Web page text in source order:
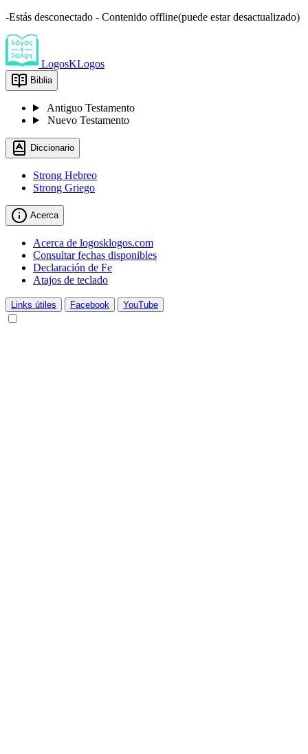
-Estás desconectado - Contenido offline(puede estar desactualizado)
LogosKLogos
Biblia
Antiguo Testamento
Nuevo Testamento
Diccionario
Strong Hebreo
Strong Griego
Acerca
Acerca de logosklogos.com
Consultar fechas disponibles
Declaración de Fe
Atajos de teclado
Links útiles Facebook YouTube